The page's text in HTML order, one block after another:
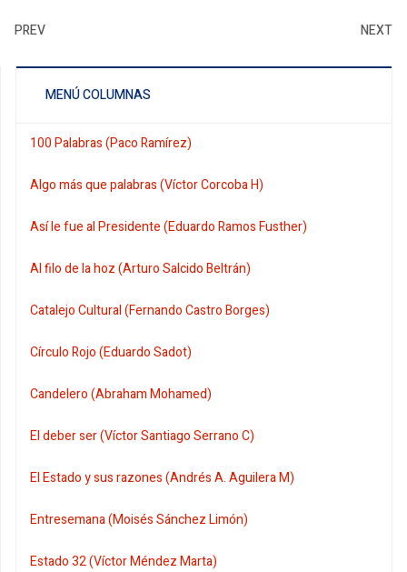
PREV NEXT
MENÚ COLUMNAS
100 Palabras (Paco Ramírez)
Algo más que palabras (Víctor Corcoba H)
Así le fue al Presidente (Eduardo Ramos Fusther)
Al filo de la hoz (Arturo Salcido Beltrán)
Catalejo Cultural (Fernando Castro Borges)
Círculo Rojo (Eduardo Sadot)
Candelero (Abraham Mohamed)
El deber ser (Víctor Santiago Serrano C)
El Estado y sus razones (Andrés A. Aguilera M)
Entresemana (Moisés Sánchez Limón)
Estado 32 (Víctor Méndez Marta)